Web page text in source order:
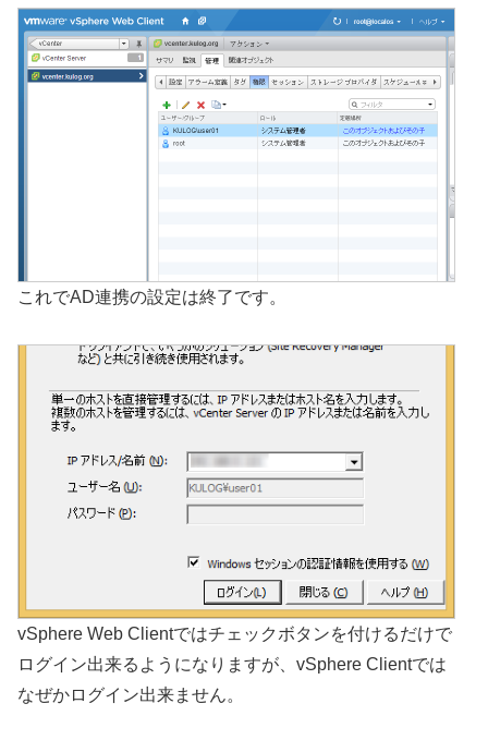
これでAD連携の設定は終了です。
vSphere Web Clientではチェックボタンを付けるだけで
ログイン出来るようになりますが、vSphere Clientでは
なぜかログイン出来ません。